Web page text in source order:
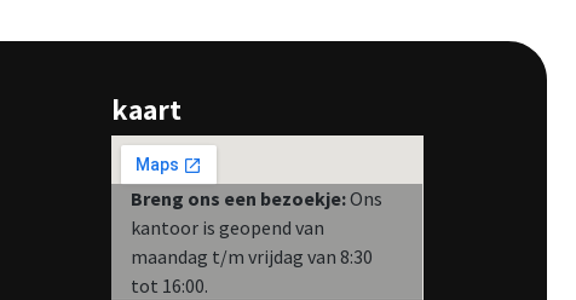
kaart
Breng ons een bezoekje:Ons
kantoor is geopend van
maandag t/m vrijdag van 8:30
tot 16:00.